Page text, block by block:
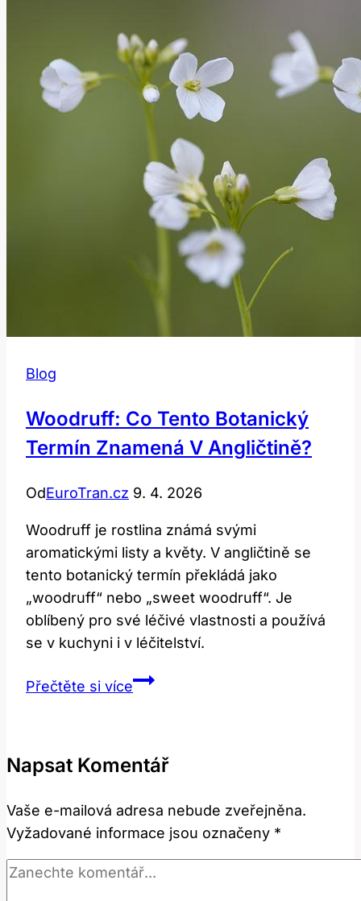
Příjemnějšího
v
Anglicko-
Českém
Slovníku
Blog
Woodruff: Co Tento Botanický
Termín Znamená V Angličtině?
OdEuroTran.cz 9. 4. 2026
Woodruff je rostlina známá svými
aromatickými listy a květy. V angličtině se
tento botanický termín překládá jako
„woodruff“ nebo „sweet woodruff“. Je
oblíbený pro své léčivé vlastnosti a používá
se v kuchyni i v léčitelství.
Přečtěte si víceWoodruff:
termín
v
angličtině?
Napsat Komentář
Vaše e-mailová adresa nebude zveřejněna.
Vyžadované informace jsou označeny *